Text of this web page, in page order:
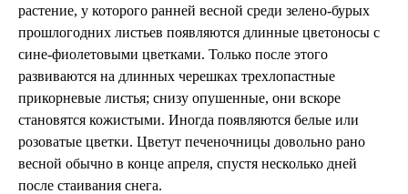
растение, у которого ранней весной среди зелено-бурых
прошлогодних листьев появляются длинные цветоносы с
сине-фиолетовыми цветками. Только после этого
развиваются на длинных черешках трехлопастные
прикорневые листья; снизу опушенные, они вскоре
становятся кожистыми. Иногда появляются белые или
розоватые цветки. Цветут печеночницы довольно рано
весной обычно в конце апреля, спустя несколько дней
после стаивания снега.